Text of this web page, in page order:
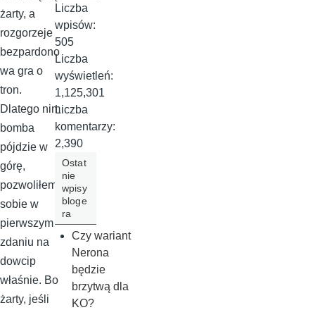
żarty, a
rozgorzeje
bezpardono
wa gra o
tron.
Dlatego nim
bomba
pójdzie w
górę,
pozwoliłem
sobie w
pierwszym
zdaniu na
dowcip
właśnie. Bo
żarty, jeśli
Liczba
wpisów:
505
Liczba
wyświetleń:
1,125,301
Liczba
komentarzy:
2,390
Ostat
nie
wpisy
bloge
ra
Czy wariant
Nerona
będzie
brzytwą dla
KO?